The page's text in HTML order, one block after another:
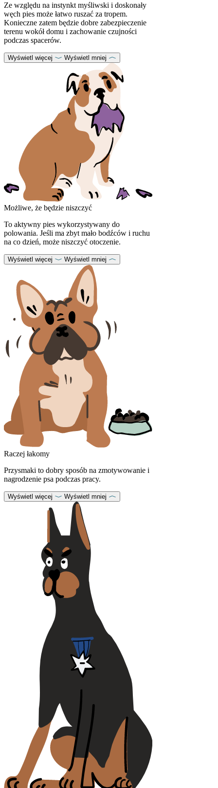
Ze względu na instynkt myśliwski i doskonały
węch pies może łatwo ruszać za tropem.
Konieczne zatem będzie dobre zabezpieczenie
terenu wokół domu i zachowanie czujności
podczas spacerów.
Wyświetl więcej Wyświetl mniej
Możliwe, że będzie niszczyć
To aktywny pies wykorzystywany do
polowania. Jeśli ma zbyt mało bodźców i ruchu
na co dzień, może niszczyć otoczenie.
Wyświetl więcej Wyświetl mniej
Raczej łakomy
Przysmaki to dobry sposób na zmotywowanie i
nagrodzenie psa podczas pracy.
Wyświetl więcej Wyświetl mniej